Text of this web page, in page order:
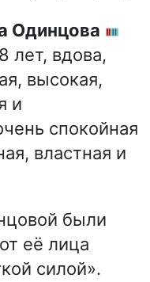
Одинцова
вдова,
высокая,
и
спокойная
властная и
были
её лица
силой».